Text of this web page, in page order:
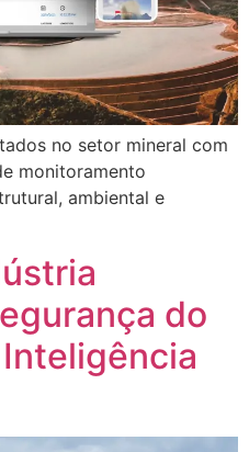
no setor mineral com
monitoramento
ambiental e
do